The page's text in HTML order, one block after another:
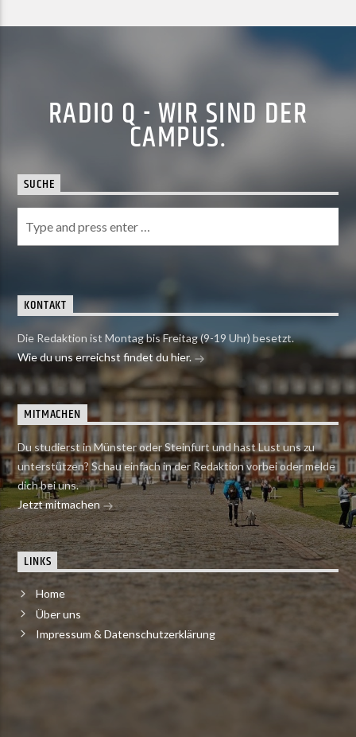
RADIO Q - WIR SIND DER
CAMPUS.
SUCHE
KONTAKT
Die Redaktion ist Montag bis Freitag (9-19 Uhr) besetzt.
Wie du uns erreichst findet du hier.
MITMACHEN
Du studierst in Münster oder Steinfurt und hast Lust uns zu
unterstützen? Schau einfach in der Redaktion vorbei oder melde
dich bei uns.
Jetzt mitmachen
LINKS
Home
Über uns
Impressum & Datenschutzerklärung